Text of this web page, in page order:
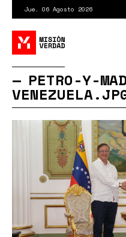
contenido
principal
Jue. 06 Agosto 2026
PETRO-Y-